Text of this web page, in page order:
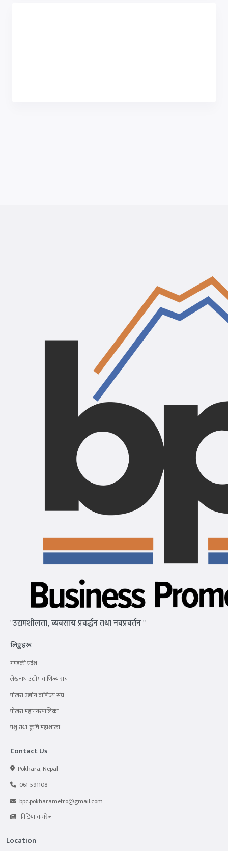
"उद्यमशीलता, व्यवसाय प्रवर्द्धन तथा नवप्रवर्तन "
लिङ्कहरू
गण्डकी प्रदेश
लेखनाथ उद्योग वाणिज्य संघ
पोखरा उद्योग बाणिज्य संघ
पोखरा महानगरपालिका
पशु तथा कृषि महाशाखा
Contact Us
Pokhara, Nepal
061-591108
bpc.pokharametro@gmail.com
मिडिया कभरेज
Location